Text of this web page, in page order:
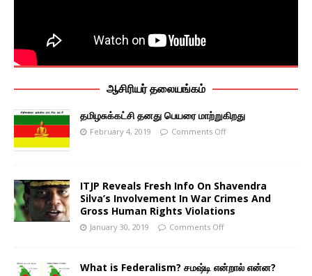
ஆசிரியர் தலையங்கம்
தமிழசுக்கட்சி தனது பெயரை மாற்றுகிறது
February 4, 2019 Comments Off
ITJP Reveals Fresh Info On Shavendra
Silva’s Involvement In War Crimes And
Gross Human Rights Violations
January 30, 2019 Comments Off
What is Federalism? சமஷ்டி என்றால் என்ன?